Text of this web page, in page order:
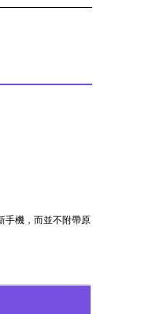
手機，而並不附帶原